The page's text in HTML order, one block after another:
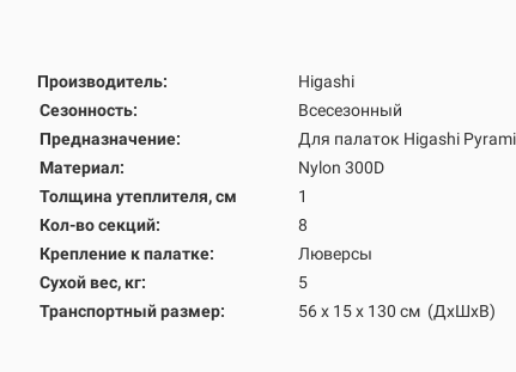
Производитель:
Сезонность:
Предназначение:
Материал:
Толщина утеплителя, см
Кол-во секций:
Крепление к палатке:
Сухой вес, кг:
Транспортный размер:
Higashi
Всесезонный
Для палаток Higashi
Nylon 300D
1
8
Люверсы
5
56 х 15 х 130 см (ДхШхВ)